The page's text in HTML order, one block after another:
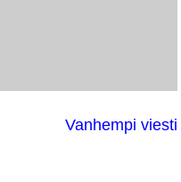
Vanhempi viesti